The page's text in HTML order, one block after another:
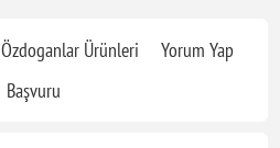
Özdoganlar Ürünleri
Yorum Yap
Başvuru